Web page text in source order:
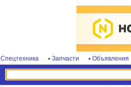
Спецтехника Запчасти Объявления